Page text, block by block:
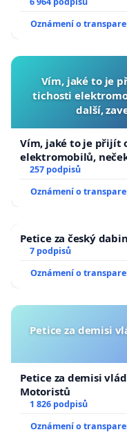
Oznámení o
Vím, jaké to je
tichosti
další,
Vím, jaké to je přijít
elektromobilů,
zaveďme slyšitelná
257 podpisů
Oznámení o
Petice za český
7 podpisů
Oznámení o
Petice za demisi
Petice za demisi
Motoristů
1 826 podpisů
Oznámení o